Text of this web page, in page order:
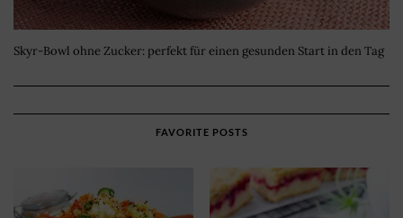
Skyr-Bowl ohne Zucker: perfekt für einen gesunden Start in den Tag
FAVORITE POSTS